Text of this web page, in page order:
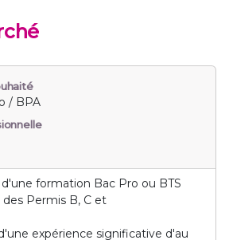
/ BPA
formation Bac Pro ou BTS
Permis B, C et
expérience significative d'au